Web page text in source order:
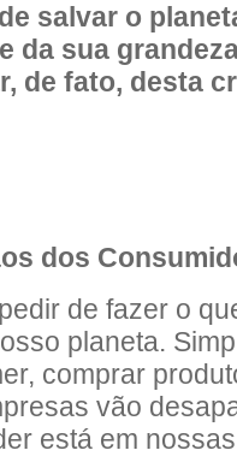
salvar o
da sua
de fato, desta
dos
de fazer o
planeta.
comprar
vão
está em